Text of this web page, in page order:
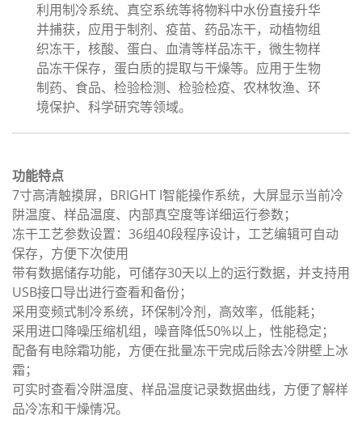
利用制冷系统、真空系统等将物料中水份直接升华
并捕获，应用于制剂、疫苗、药品冻干，动植物组
织冻干，核酸、蛋白、血清等样品冻干，微生物样
品冻干保存，蛋白质的提取与干燥等。应用于生物
制药、食品、检验检测、检验检疫、农林牧渔、环
境保护、科学研究等领域。
功能特点
7寸高清触摸屏，BRIGHT I智能操作系统，大屏显示当前冷
阱温度、样品温度、内部真空度等详细运行参数；
冻干工艺参数设置：36组40段程序设计，工艺编辑可自动
保存，方便下次使用
带有数据储存功能，可储存30天以上的运行数据，并支持用
USB接口导出进行查看和备份；
采用变频式制冷系统，环保制冷剂，高效率，低能耗；
采用进口降噪压缩机组，噪音降低50%以上，性能稳定；
配备有电除霜功能，方便在批量冻干完成后除去冷阱壁上冰
霜；
可实时查看冷阱温度、样品温度记录数据曲线，方便了解样
品冷冻和干燥情况。